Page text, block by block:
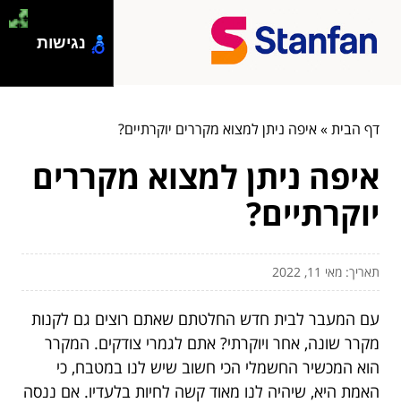
דף הבית»איפה ניתן למצוא מקררים יוקרתיים?
איפה ניתן למצוא מקררים
יוקרתיים?
תאריך: מאי 11, 2022
עם המעבר לבית חדש החלטתם שאתם רוצים גם לקנות
מקרר שונה, אחר ויוקרתי? אתם לגמרי צודקים. המקרר
הוא המכשיר החשמלי הכי חשוב שיש לנו במטבח, כי
האמת היא, שיהיה לנו מאוד קשה לחיות בלעדיו. אם ננסה
נגישות